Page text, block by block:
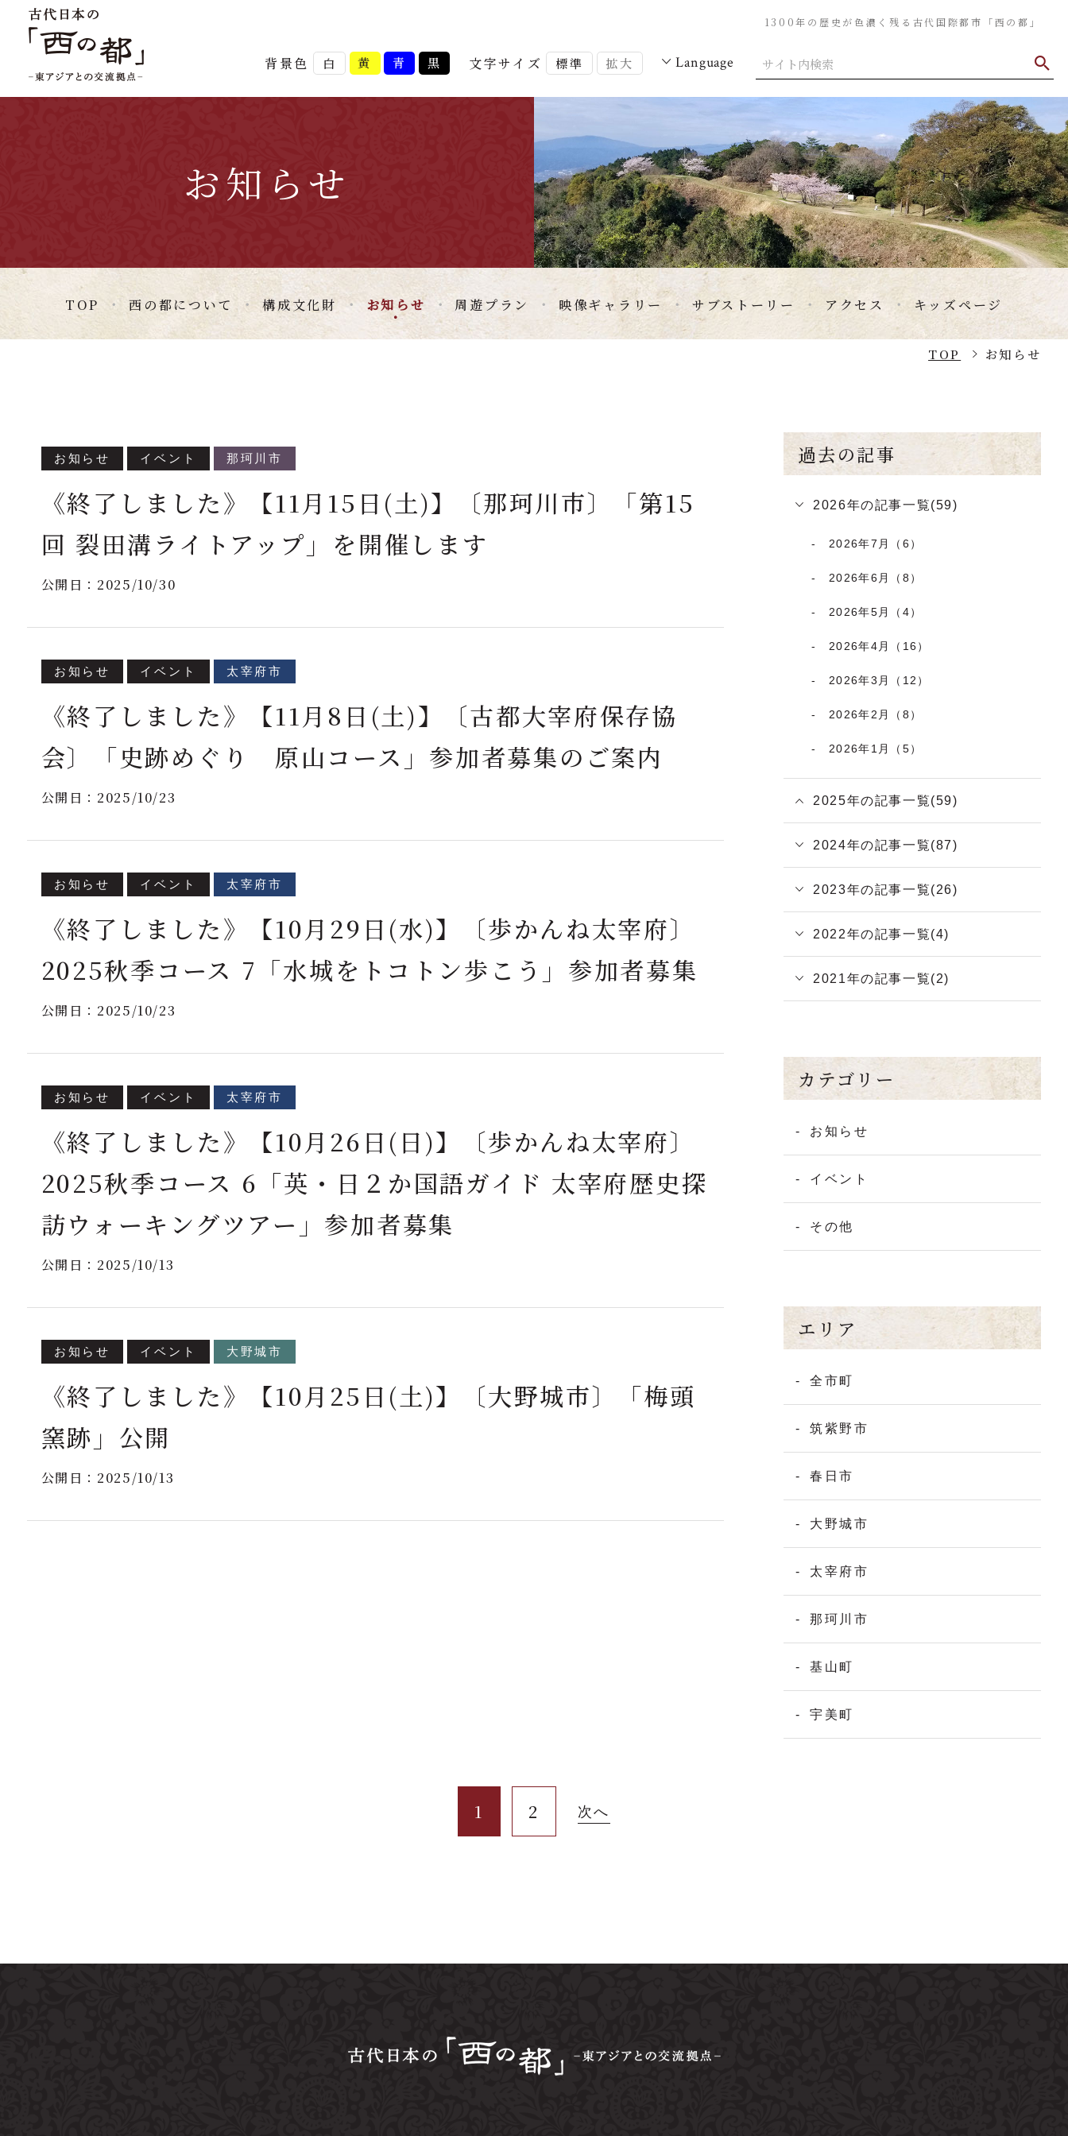
1300年の歴史が色濃く残る古代国際都市「西の都」
背景色 白 黄 青 黒 文字サイズ 標準 拡大 Language
お知らせ
TOP 西の都について 構成文化財 お知らせ 周遊プラン 映像ギャラリー サブストーリー アクセス キッズページ
TOP お知らせ
お知らせ イベント 那珂川市
《終了しました》【11月15日(土)】〔那珂川市〕「第15
回 裂田溝ライトアップ」を開催します
公開日： 2025/10/30
お知らせ イベント 太宰府市
《終了しました》【11月8日(土)】〔古都大宰府保存協
会〕「史跡めぐり 原山コース」参加者募集のご案内
公開日： 2025/10/23
お知らせ イベント 太宰府市
《終了しました》【10月29日(水)】〔歩かんね太宰府〕
2025秋季コース 7「水城をトコトン歩こう」参加者募集
公開日： 2025/10/23
お知らせ イベント 太宰府市
《終了しました》【10月26日(日)】〔歩かんね太宰府〕
2025秋季コース 6「英・日２か国語ガイド 太宰府歴史探
訪ウォーキングツアー」参加者募集
公開日： 2025/10/13
お知らせ イベント 大野城市
《終了しました》【10月25日(土)】〔大野城市〕「梅頭
窯跡」公開
公開日： 2025/10/13
過去の記事
2026年の記事一覧(59)
2026年7月（6）
2026年6月（8）
2026年5月（4）
2026年4月（16）
2026年3月（12）
2026年2月（8）
2026年1月（5）
2025年の記事一覧(59)
2024年の記事一覧(87)
2023年の記事一覧(26)
2022年の記事一覧(4)
2021年の記事一覧(2)
カテゴリー
お知らせ
イベント
その他
エリア
全市町
筑紫野市
春日市
大野城市
太宰府市
那珂川市
基山町
宇美町
1 2 次へ